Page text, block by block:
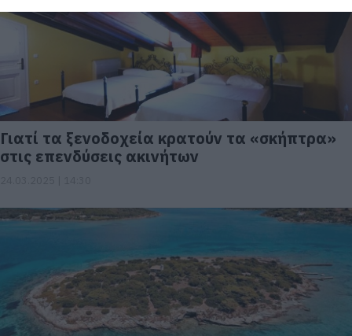
Γιατί τα ξενοδοχεία κρατούν τα «σκήπτρα»
στις επενδύσεις ακινήτων